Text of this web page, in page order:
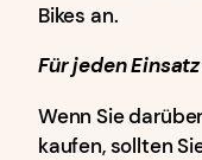
Bikes an.
Für jeden
Wenn Sie
kaufen, sollten